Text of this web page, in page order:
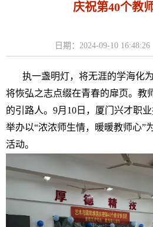
庆祝第40个教
日期：2024-09-10
执一盏明灯，将无涯的学海化
将恢弘之志点缀在青春的扉页。教
的引路人。9月10日，厦门兴才职
举办以“浓浓师生情，暖暖教师心”
活动。